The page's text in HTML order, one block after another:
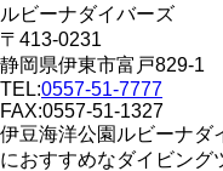
ルビーナダイバーズ
〒413-0231
静岡県伊東市富戸829-1
TEL:0557-51-7777
FAX:0557-51-1327
伊豆海洋公園ルビーナダ
におすすめなダイビング